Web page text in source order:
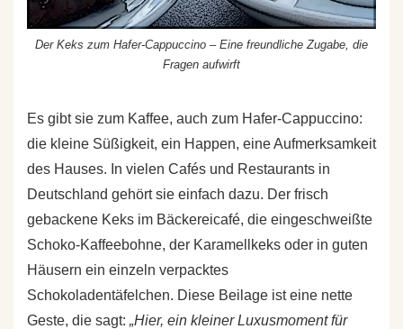
Der Keks zum Hafer-Cappuccino – Eine freundliche Zugabe, die
Fragen aufwirft
Es gibt sie zum Kaffee, auch zum Hafer-Cappuccino:
die kleine Süßigkeit, ein Happen, eine Aufmerksamkeit
des Hauses. In vielen Cafés und Restaurants in
Deutschland gehört sie einfach dazu. Der frisch
gebackene Keks im Bäckereicafé, die eingeschweißte
Schoko-Kaffeebohne, der Karamellkeks oder in guten
Häusern ein einzeln verpacktes
Schokoladentäfelchen. Diese Beilage ist eine nette
Geste, die sagt: „Hier, ein kleiner Luxusmoment für